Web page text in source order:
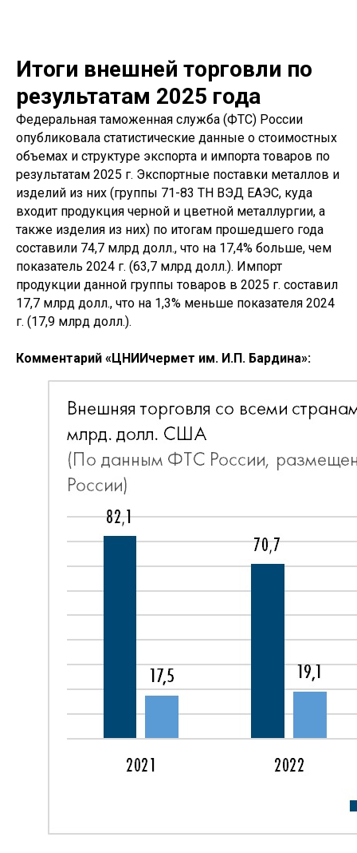
Итоги внешней торговли по
результатам 2025 года
Федеральная таможенная служба (ФТС) России
опубликовала статистические данные о стоимостных
объемах и структуре экспорта и импорта товаров по
результатам 2025 г. Экспортные поставки металлов и
изделий из них (группы 71-83 ТН ВЭД ЕАЭС, куда
входит продукция черной и цветной металлургии, а
также изделия из них) по итогам прошедшего года
составили 74,7 млрд долл., что на 17,4% больше, чем
показатель 2024 г. (63,7 млрд долл.). Импорт
продукции данной группы товаров в 2025 г. составил
17,7 млрд долл., что на 1,3% меньше показателя 2024
г. (17,9 млрд долл.).
Комментарий «ЦНИИчермет им. И.П. Бардина»: